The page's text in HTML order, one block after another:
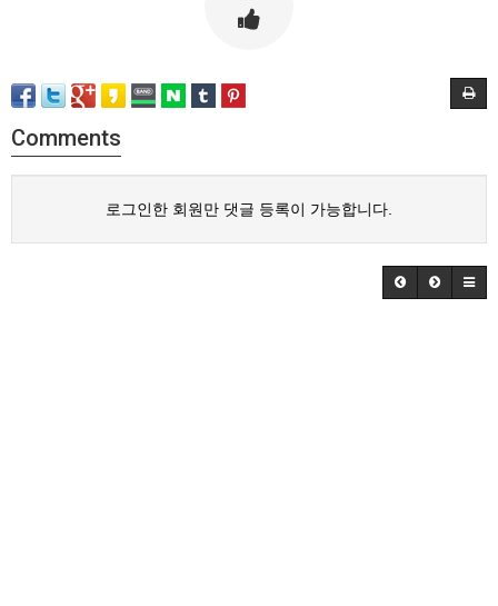
Comments
로그인한 회원만 댓글 등록이 가능합니다.